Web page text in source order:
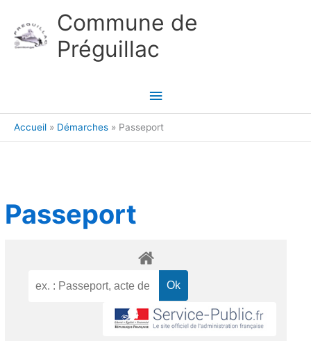
Commune de
Préguillac
Menu
principal
Accueil Démarches Passeport
Passeport